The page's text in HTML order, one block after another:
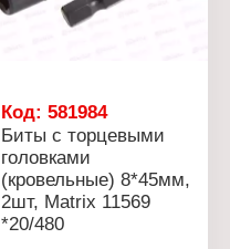
Код:581984
Биты с торцевыми
головками
(кровельные) 8*45мм,
2шт, Matrix 11569
*20/480